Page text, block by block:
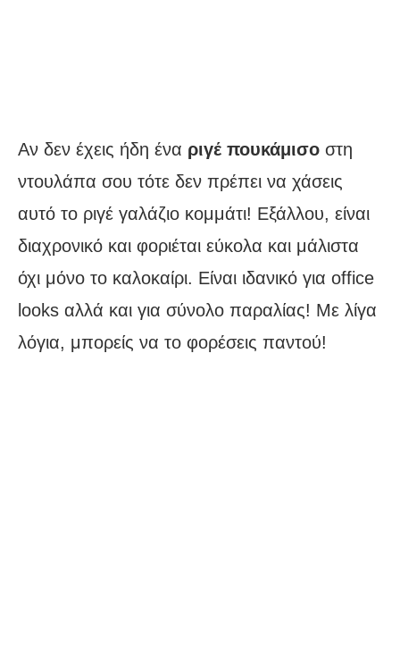
Αν δεν έχεις ήδη ένα ριγέ πουκάμισο στη
ντουλάπα σου τότε δεν πρέπει να χάσεις
αυτό το ριγέ γαλάζιο κομμάτι! Εξάλλου, είναι
διαχρονικό και φοριέται εύκολα και μάλιστα
όχι μόνο το καλοκαίρι. Είναι ιδανικό για office
looks αλλά και για σύνολο παραλίας! Με λίγα
λόγια, μπορείς να το φορέσεις παντού!